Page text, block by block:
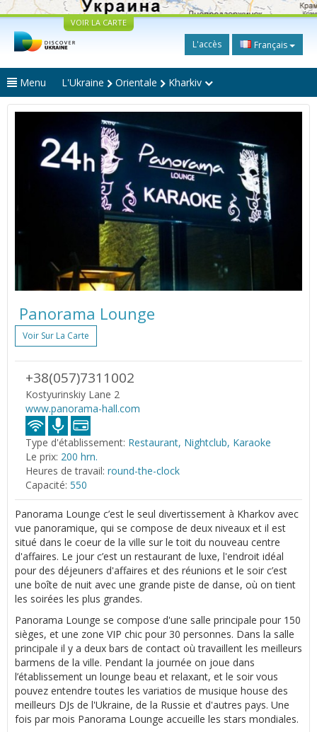
VOIR LA CARTE
L'accès Français
Menu L'Ukraine Orientale Kharkiv
Panorama Lounge
Voir Sur La Carte
+38(057)7311002
Kostyurinskiy Lane 2
www.panorama-hall.com
Type d'établissement: Restaurant, Nightclub, Karaoke
Le prix: 200 hrn.
Heures de travail: round-the-clock
Capacité: 550
Panorama Lounge c’est le seul divertissement à Kharkov avec
vue panoramique, qui se compose de deux niveaux et il est
situé dans le coeur de la ville sur le toit du nouveau centre
d'affaires. Le jour c’est un restaurant de luxe, l'endroit idéal
pour des déjeuners d'affaires et des réunions et le soir c’est
une boîte de nuit avec une grande piste de danse, où on tient
les soirées les plus grandes.
Panorama Lounge se compose d'une salle principale pour 150
sièges, et une zone VIP chic pour 30 personnes. Dans la salle
principale il y a deux bars de contact où travaillent les meilleurs
barmens de la ville. Pendant la journée on joue dans
l’établissement un lounge beau et relaxant, et le soir vous
pouvez entendre toutes les variatios de musique house des
meilleurs DJs de l'Ukraine, de la Russie et d'autres pays. Une
fois par mois Panorama Lounge accueille les stars mondiales.